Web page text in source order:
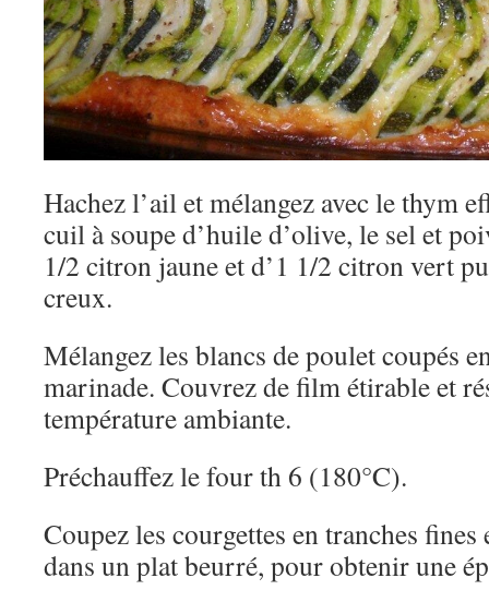
Hachez l’ail et mélangez avec le thym
cuil à soupe d’huile d’olive, le sel et
1/2 citron jaune et d’1 1/2 citron vert
creux.
Mélangez les blancs de poulet coupés
marinade. Couvrez de film étirable et
température ambiante.
Préchauffez le four th 6 (180°C).
Coupez les courgettes en tranches
dans un plat beurré, pour obtenir une